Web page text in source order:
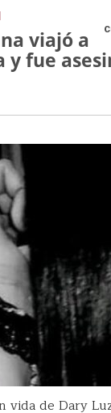
viajó a
y fue
vida de Dary